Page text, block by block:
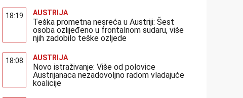
18:19 AUSTRIJA
Teška prometna nesreća u Austriji: Šest
osoba ozlijeđeno u frontalnom sudaru, više
njih zadobilo teške ozljede
18:08 AUSTRIJA
Novo istraživanje: Više od polovice
Austrijanaca nezadovoljno radom vladajuće
koalicije